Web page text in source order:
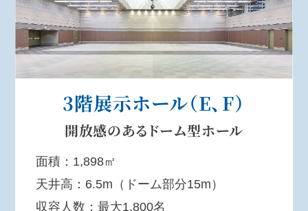
3階展示ホール（E、F）
開放感のある ドーム型ホール
面積：1,898㎡
天井高：6.5m（ドーム部分15m）
収容人数：最大1,800名